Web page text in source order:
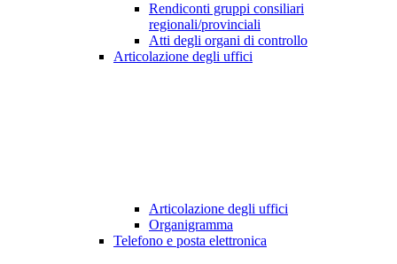
Rendiconti gruppi consiliari
regionali/provinciali
Atti degli organi di controllo
Articolazione degli uffici
Articolazione degli uffici
Organigramma
Telefono e posta elettronica